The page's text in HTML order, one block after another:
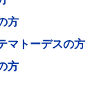
方
マトーデスの方
方